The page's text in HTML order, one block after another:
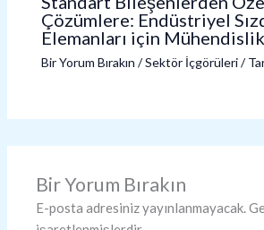
Çözümlere: Endüstriyel
Elemanları için
Bir Yorum Bırakın /Sektör İçgörüleri/
Bir Yorum Bırakın
E-posta adresiniz yayınlanmayacak.